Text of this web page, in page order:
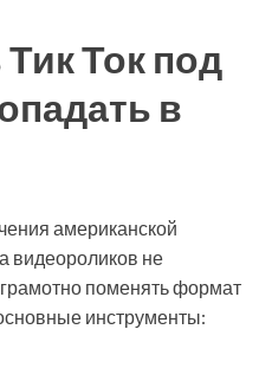
Ток под
в
американской
видеороликов не
поменять формат
инструменты: